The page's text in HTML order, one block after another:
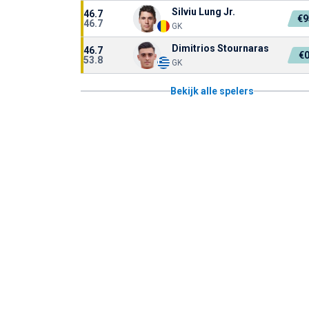
46.7
46.7
Silviu Lung Jr.
GK
46.7
53.8
Dimitrios Stournaras
GK
Bekijk alle spelers